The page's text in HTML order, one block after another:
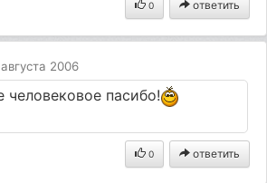
0 ответить
2006
пасибо!
0 ответить